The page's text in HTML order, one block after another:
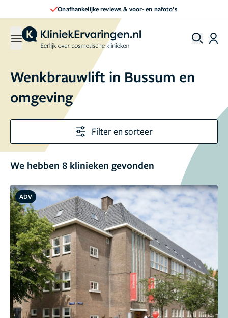
Direct een afspraak maken
Wenkbrauwlift in Bussum en
omgeving
Filter en sorteer
We hebben 8 klinieken gevonden
ADV